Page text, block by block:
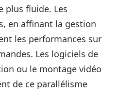
plus fluide. Les
en affinant la gestion
les performances sur
Les logiciels de
ou le montage vidéo
de ce parallélisme